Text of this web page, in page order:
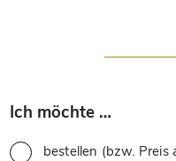
Ich möchte …
bestellen (bzw. Preis